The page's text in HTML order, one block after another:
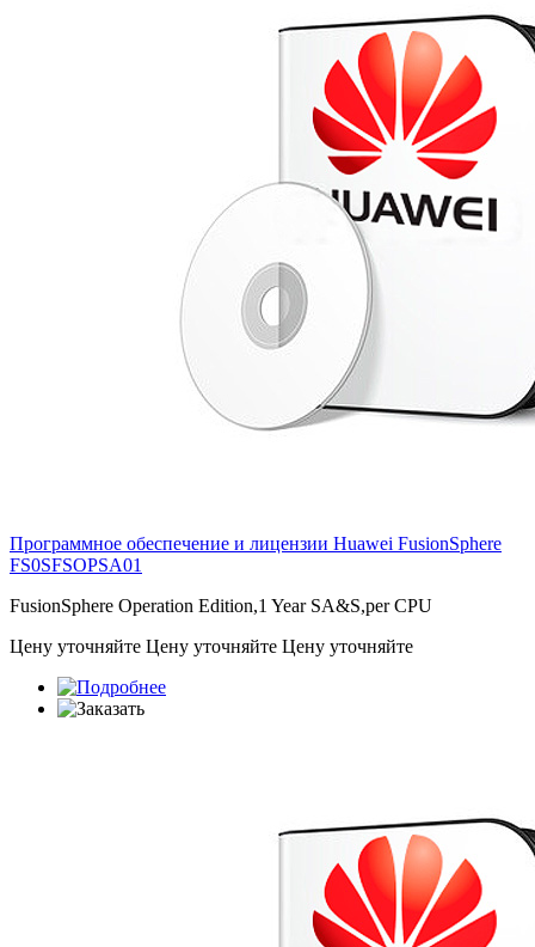
Программное обеспечение и лицензии Huawei FusionSphere
FS0SFSOPSA01
FusionSphere Operation Edition,1 Year SA&S,per CPU
Цену уточняйте Цену уточняйте Цену уточняйте